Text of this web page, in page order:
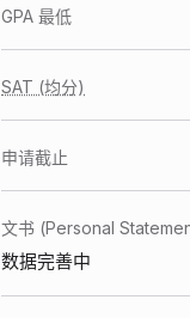
GPA 最低
SAT (均分)
申请截止
文书 (Personal
数据完善中